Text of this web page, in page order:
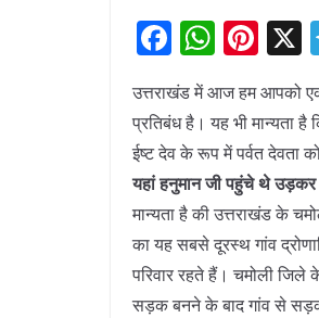
F
a
c
e
b
o
o
k
W
at
s
A
p
p
Pi
er
e
st
उत्तराखंड में आज हम आपको एक
प्रतिबंध है। यह भी मान्यता है
ईष्ट देव के रूप में पर्वत देवता
यहां हनुमान जी पहुंचे थे
मान्यता है की उत्तराखंड के
का यह सबसे दूरस्थ गांव
परिवार रहते हैं। चमोली
सड़क बनने के बाद गांव से सड़क